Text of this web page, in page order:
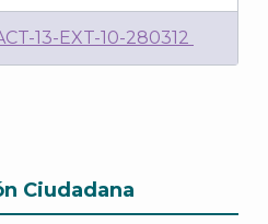
13-EXT-10-280312
Ciudadana